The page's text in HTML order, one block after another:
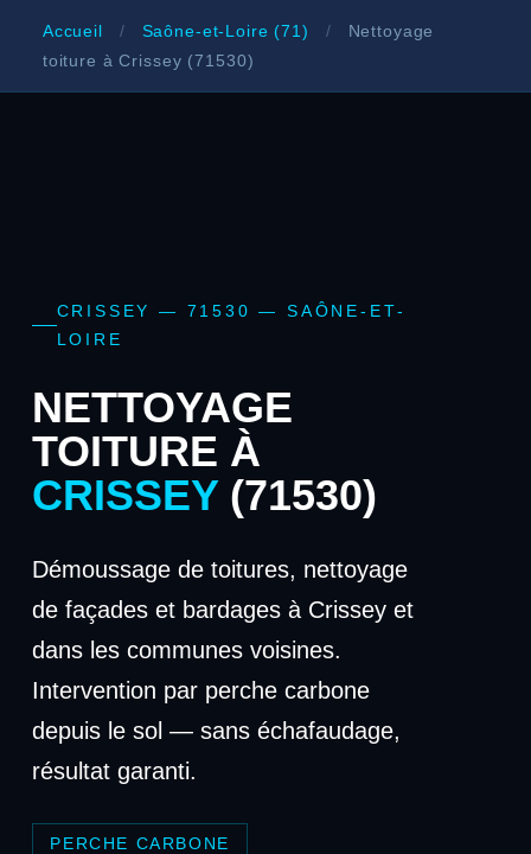
Accueil / Saône-et-Loire (71) /
Nettoyage
toiture à Crissey (71530)
CRISSEY — 71530 — SAÔNE-ET-
LOIRE
NETTOYAGE
TOITURE À
CRISSEY(71530)
Démoussage de toitures, nettoyage
de façades et bardages à Crissey et
dans les communes voisines.
Intervention par perche carbone
depuis le sol — sans échafaudage,
résultat garanti.
PERCHE CARBONE